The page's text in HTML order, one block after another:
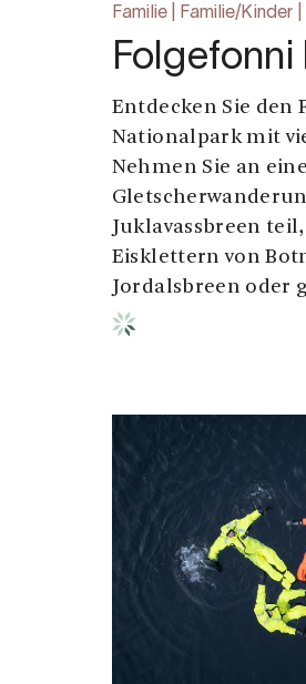
Familie | Familie/Kinder |
Folgefonni
Entdecken Sie den
Nationalpark mit
Nehmen Sie an
Juklavassbreen
Eisklettern von
Jordalsbreen oder